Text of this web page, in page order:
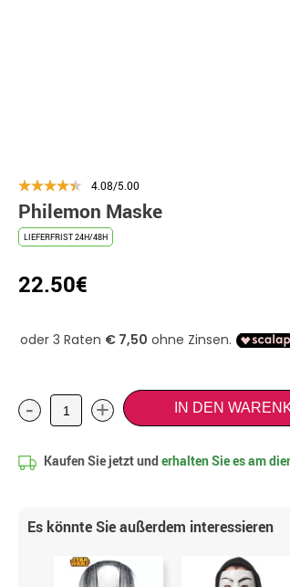
4.08/5.00
Philemon Maske
LIEFERFRIST 24H/48H
22.50€
- + IN DEN
Kaufen Sie jetzt und erhalten Sie es am
Es könnte Sie außerdem interessieren